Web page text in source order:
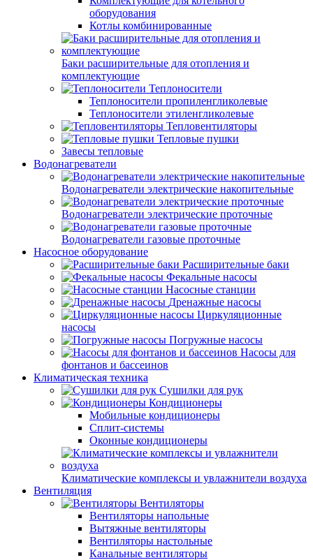
оборудования
Котлы комбинированные
Баки расширительные для отопления и
комплектующие
Теплоносители
Теплоносители пропиленгликолевые
Теплоносители этиленгликолевые
Тепловентиляторы
Тепловые пушки
Завесы тепловые
Водонагреватели
Водонагреватели электрические накопительные
Водонагреватели электрические проточные
Водонагреватели газовые проточные
Насосное оборудование
Расширительные баки
Фекальные насосы
Насосные станции
Дренажные насосы
Циркуляционные
насосы
Погружные насосы
Насосы для
фонтанов и бассеинов
Климатическая техника
Сушилки для рук
Кондиционеры
Мобильные кондиционеры
Сплит-системы
Оконные кондиционеры
Климатические комплексы и увлажнители воздуха
Вентиляция
Вентиляторы
Вентиляторы напольные
Вытяжные вентиляторы
Вентиляторы настольные
Канальные вентиляторы